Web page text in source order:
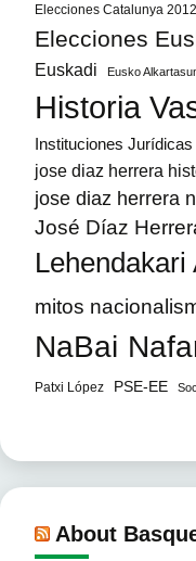
Elecciones Catalunya 2012
Elecciones
Euskadi Eusko
Historia
Instituciones
jose diaz herrera
jose diaz herrera
José Díaz
Lehendakari
mitos
NaBai
Patxi López PSE-EE
About